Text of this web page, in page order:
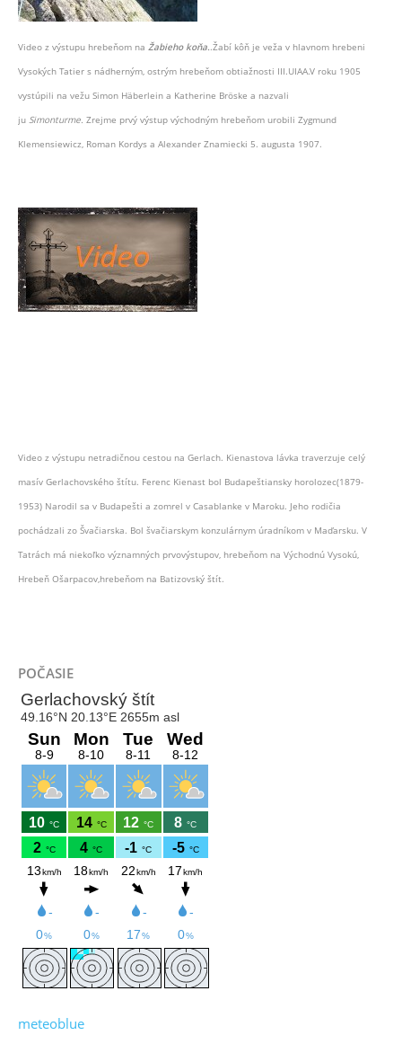
Video z výstupu hrebeňom na Žabieho koňa..Žabí kôň je veža v hlavnom hrebeni
Vysokých Tatier s nádherným, ostrým hrebeňom obtiažnosti III.UIAA.V roku 1905
vystúpili na vežu Simon Häberlein a Katherine Bröske a nazvali
ju Simonturme. Zrejme prvý výstup východným hrebeňom urobili Zygmund
Klemensiewicz, Roman Kordys a Alexander Znamiecki 5. augusta 1907.
Video z výstupu netradičnou cestou na Gerlach. Kienastova lávka traverzuje celý
masív Gerlachovského štítu. Ferenc Kienast bol Budapeštiansky horolozec(1879-
1953) Narodil sa v Budapešti a zomrel v Casablanke v Maroku. Jeho rodičia
pochádzali zo Švačiarska. Bol švačiarskym konzulárnym úradníkom v Maďarsku. V
Tatrách má niekoľko významných prvovýstupov, hrebeňom na Východnú Vysokú,
Hrebeň Ošarpacov,hrebeňom na Batizovský štít.
POČASIE
meteoblue